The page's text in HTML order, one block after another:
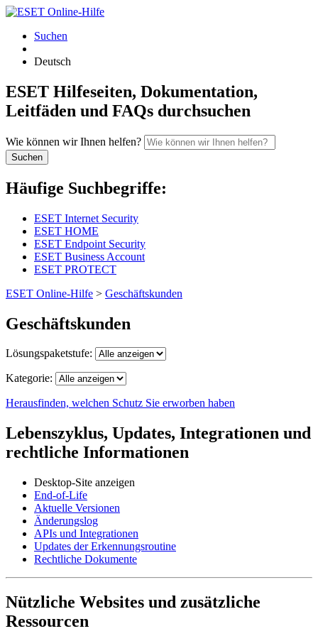
Suchen
Deutsch
ESET Hilfeseiten, Dokumentation,
Leitfäden und FAQs durchsuchen
Wie können wir Ihnen helfen?
Suchen
Häufige Suchbegriffe:
ESET Internet Security
ESET HOME
ESET Endpoint Security
ESET Business Account
ESET PROTECT
ESET Online-Hilfe > Geschäftskunden
Geschäftskunden
Lösungspaketstufe:
Kategorie:
Herausfinden, welchen Schutz Sie erworben haben
Lebenszyklus, Updates, Integrationen und
rechtliche Informationen
Desktop-Site anzeigen
End-of-Life
Aktuelle Versionen
Änderungslog
APIs und Integrationen
Updates der Erkennungsroutine
Rechtliche Dokumente
Nützliche Websites und zusätzliche
Ressourcen